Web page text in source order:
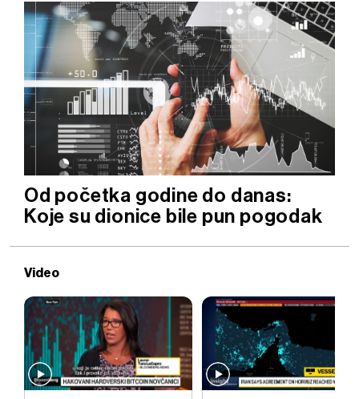
Od početka godine do danas:
Koje su dionice bile pun pogodak
Video